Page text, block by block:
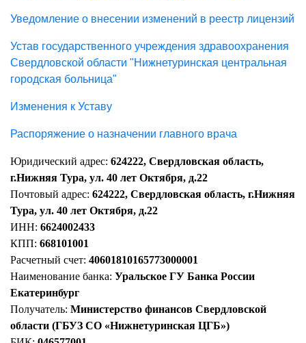
Уведомление о внесении изменений в реестр лицензий
Устав государственного учреждения здравоохранения
Свердловской области "Нижнетуринская центральная
городская больница"
Изменения к Уставу
Распоряжение о назначении главного врача
Юридический адрес: 624222, Свердловская область,
г.Нижняя Тура, ул. 40 лет Октября, д.22
Почтовый адрес: 624222, Свердловская область, г.Нижняя
Тура, ул. 40 лет Октября, д.22
ИНН: 6624002433
КПП: 668101001
Расчетный счет: 40601810165773000001
Наименование банка: Уральское ГУ Банка России
Екатеринбург
Получатель: Министерство финансов Свердловской
области (ГБУЗ СО «Нижнетуринская ЦГБ»)